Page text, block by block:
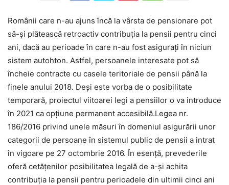
Românii care n-au ajuns încă la vârsta de pensionare pot
să-și plătească retroactiv contribuția la pensii pentru cinci
ani, dacă au perioade în care n-au fost asigurați în niciun
sistem autohton. Astfel, persoanele interesate pot să
încheie contracte cu casele teritoriale de pensii până la
finele anului 2018. Deși este vorba de o posibilitate
temporară, proiectul viitoarei legi a pensiilor o va introduce
în 2021 ca opțiune permanent accesibilă.Legea nr.
186/2016 privind unele măsuri în domeniul asigurării unor
categorii de persoane în sistemul public de pensii a intrat
în vigoare pe 27 octombrie 2016. În esență, prevederile
oferă cetățenilor posibilitatea legală de a-și achita
contribuția la pensii pentru perioadele din ultimii cinci ani